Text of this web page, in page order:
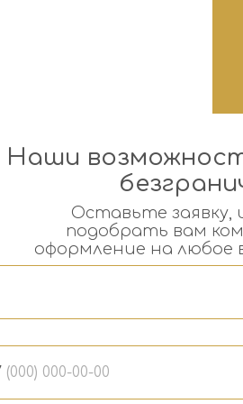
Наши
Оставьте заявку,
подобрать вам
оформление на любое